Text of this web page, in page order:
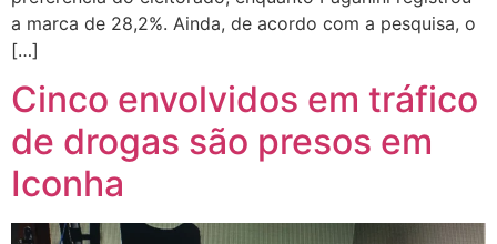
a marca de 28,2%. Ainda, de acordo com a pesquisa, o
[…]
Cinco envolvidos em tráfico
de drogas são presos em
Iconha